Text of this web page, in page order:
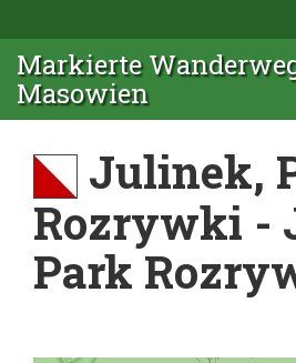
Markierte
Masowien
Julinek,
Rozrywki -
Park